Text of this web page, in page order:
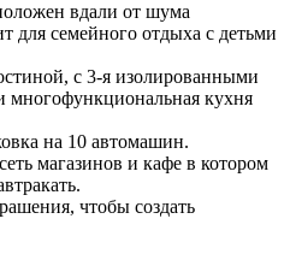
вдали от шума
для семейного отдыха с детьми
с 3-я изолированными
многофункциональная кухня
на 10 автомашин.
магазинов и кафе в котором
чтобы создать